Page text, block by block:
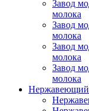
Завод
молока
Завод
молока
Завод
молока
Завод
молока
Нержавеющий